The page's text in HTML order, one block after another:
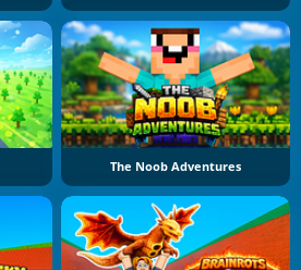
The Noob Adventures